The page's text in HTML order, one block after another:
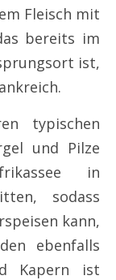
Fleisch mit
bereits im
ist,
typischen
und Pilze
in
sodass
kann,
ebenfalls
Kapern ist